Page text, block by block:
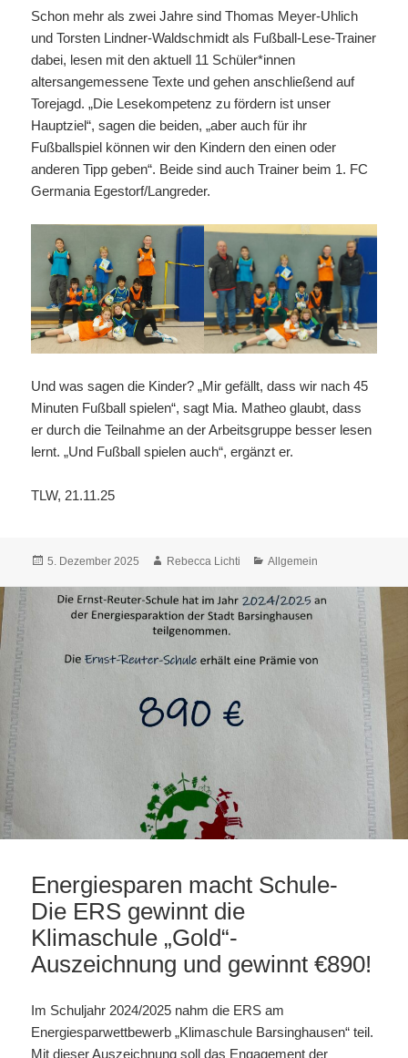
Schon mehr als zwei Jahre sind Thomas Meyer-Uhlich
und Torsten Lindner-Waldschmidt als Fußball-Lese-Trainer
dabei, lesen mit den aktuell 11 Schüler*innen
altersangemessene Texte und gehen anschließend auf
Torejagd. „Die Lesekompetenz zu fördern ist unser
Hauptziel“, sagen die beiden, „aber auch für ihr
Fußballspiel können wir den Kindern den einen oder
anderen Tipp geben“. Beide sind auch Trainer beim 1. FC
Germania Egestorf/Langreder.
Und was sagen die Kinder? „Mir gefällt, dass wir nach 45
Minuten Fußball spielen“, sagt Mia. Matheo glaubt, dass
er durch die Teilnahme an der Arbeitsgruppe besser lesen
lernt. „Und Fußball spielen auch“, ergänzt er.
TLW, 21.11.25
Veröffentlicht
5. Dezember 2025 Autor
Rebecca Lichti Kategorien
Allgemein
Energiesparen macht Schule-
Die ERS gewinnt die
Klimaschule „Gold“-
Auszeichnung und gewinnt €890!
Im Schuljahr 2024/2025 nahm die ERS am
Energiesparwettbewerb „Klimaschule Barsinghausen“ teil.
Mit dieser Auszeichnung soll das Engagement der